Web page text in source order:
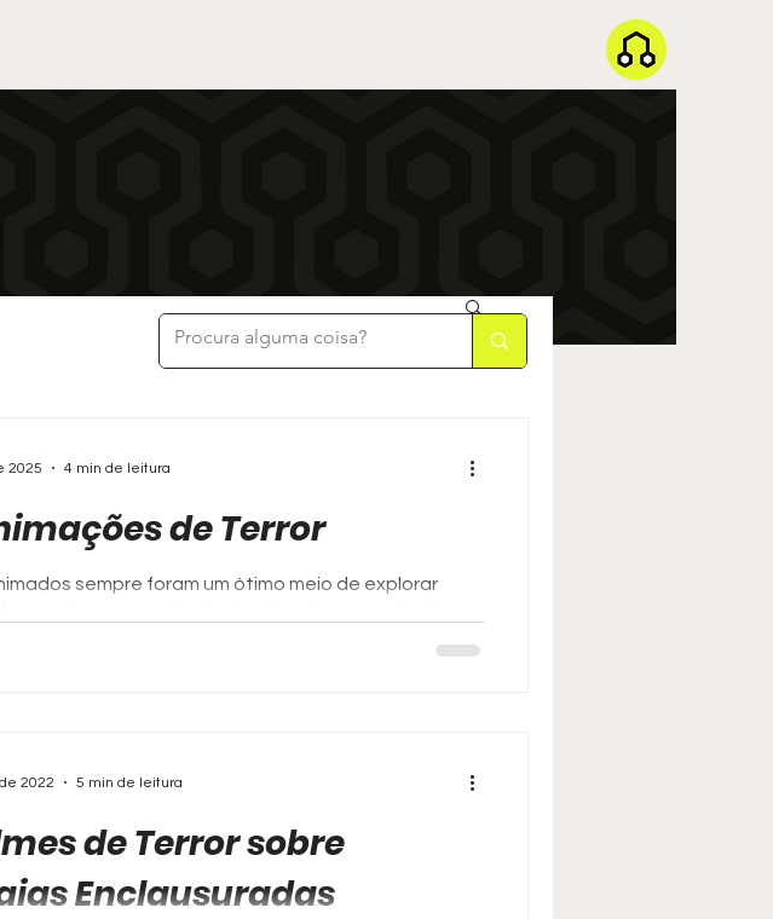
de Terror
sempre foram um ótimo meio de explorar
fantásticos que seriam inviáveis ou impossíveis de se
do...
2025 4 min de leitura
de Terror sobre
Enclausuradas
2022 5 min de leitura